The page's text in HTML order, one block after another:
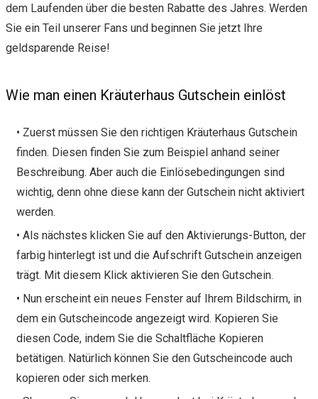
dem Laufenden über die besten Rabatte des Jahres. Werden
Sie ein Teil unserer Fans und beginnen Sie jetzt Ihre
geldsparende Reise!
Wie man einen Kräuterhaus Gutschein einlöst
• Zuerst müssen Sie den richtigen Kräuterhaus Gutschein
finden. Diesen finden Sie zum Beispiel anhand seiner
Beschreibung. Aber auch die Einlösebedingungen sind
wichtig, denn ohne diese kann der Gutschein nicht aktiviert
werden.
• Als nächstes klicken Sie auf den Aktivierungs-Button, der
farbig hinterlegt ist und die Aufschrift Gutschein anzeigen
trägt. Mit diesem Klick aktivieren Sie den Gutschein.
• Nun erscheint ein neues Fenster auf Ihrem Bildschirm, in
dem ein Gutscheincode angezeigt wird. Kopieren Sie
diesen Code, indem Sie die Schaltfläche Kopieren
betätigen. Natürlich können Sie den Gutscheincode auch
kopieren oder sich merken.